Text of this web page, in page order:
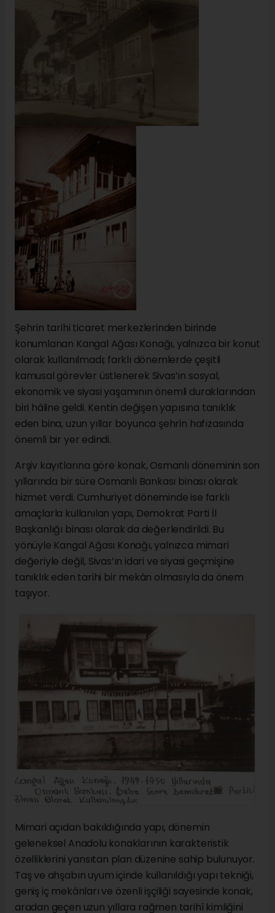
Şehrin tarihi ticaret merkezlerinden birinde
konumlanan Kangal Ağası Konağı, yalnızca bir konut
olarak kullanılmadı; farklı dönemlerde çeşitli
kamusal görevler üstlenerek Sivas’ın sosyal,
ekonomik ve siyasi yaşamının önemli duraklarından
biri hâline geldi. Kentin değişen yapısına tanıklık
eden bina, uzun yıllar boyunca şehrin hafızasında
önemli bir yer edindi.
Arşiv kayıtlarına göre konak, Osmanlı döneminin son
yıllarında bir süre Osmanlı Bankası binası olarak
hizmet verdi. Cumhuriyet döneminde ise farklı
amaçlarla kullanılan yapı, Demokrat Parti İl
Başkanlığı binası olarak da değerlendirildi. Bu
yönüyle Kangal Ağası Konağı, yalnızca mimari
değeriyle değil, Sivas’ın idari ve siyasi geçmişine
tanıklık eden tarihi bir mekân olmasıyla da önem
taşıyor.
Mimari açıdan bakıldığında yapı, dönemin
geleneksel Anadolu konaklarının karakteristik
özelliklerini yansıtan plan düzenine sahip bulunuyor.
Taş ve ahşabın uyum içinde kullanıldığı yapı tekniği,
geniş iç mekânları ve özenli işçiliği sayesinde konak,
aradan geçen uzun yıllara rağmen tarihî kimliğini